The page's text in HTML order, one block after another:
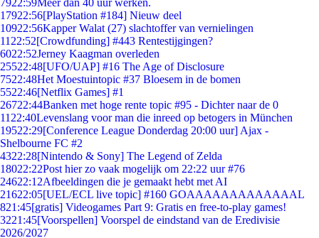
7922:59Meer dan 40 uur werken.
17922:56[PlayStation #184] Nieuw deel
10922:56Kapper Walat (27) slachtoffer van vernielingen
11 22:52[Crowdfunding] #443 Rentestijgingen?
6022:52Jerney Kaagman overleden
25522:48[UFO/UAP] #16 The Age of Disclosure
7522:48Het Moestuintopic #37 Bloesem in de bomen
5522:46[Netflix Games] #1
26722:44Banken met hoge rente topic #95 - Dichter naar de 0
11 22:40Levenslang voor man die inreed op betogers in München
19522:29[Conference League Donderdag 20:00 uur] Ajax -
Shelbourne FC #2
4322:28[Nintendo & Sony] The Legend of Zelda
18022:22Post hier zo vaak mogelijk om 22:22 uur #76
24622:12Afbeeldingen die je gemaakt hebt met AI
21622:05[UEL/ECL live topic] #160 GOAAAAAAAAAAAAAL
821:45[gratis] Videogames Part 9: Gratis en free-to-play games!
3221:45[Voorspellen] Voorspel de eindstand van de Eredivisie
2026/2027